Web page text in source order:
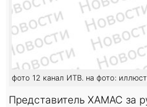
фото 12 канал ИТВ. на фото:
Представитель ХАМАС за